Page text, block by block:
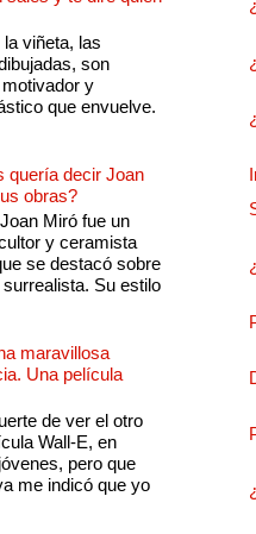
viñeta, las
son
y
que envuelve.
quería decir Joan
obras?
Miró fue un
y ceramista
se destacó sobre
Su estilo
maravillosa
Una película
de ver el otro
Wall-E, en
pero que
me indicó que yo